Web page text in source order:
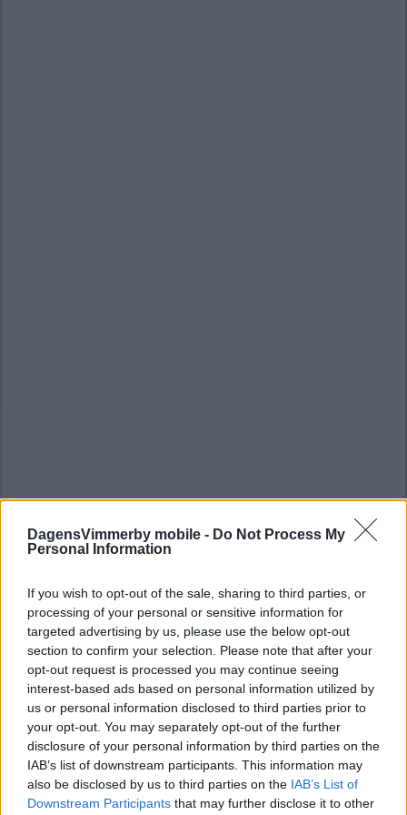
DagensVimmerby mobile - Do Not Process My
Personal Information
If you wish to opt-out of the sale, sharing to third parties, or
processing of your personal or sensitive information for
targeted advertising by us, please use the below opt-out
section to confirm your selection. Please note that after your
opt-out request is processed you may continue seeing
interest-based ads based on personal information utilized by
us or personal information disclosed to third parties prior to
your opt-out. You may separately opt-out of the further
disclosure of your personal information by third parties on the
IAB’s list of downstream participants. This information may
also be disclosed by us to third parties on the IAB’s List of
Downstream Participants that may further disclose it to other